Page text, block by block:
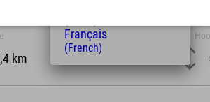
km
Français
(French)